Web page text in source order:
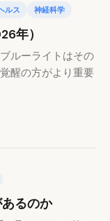
ルス 神経科学
年）
ルーライトはその
醒の方がより重要
るのか